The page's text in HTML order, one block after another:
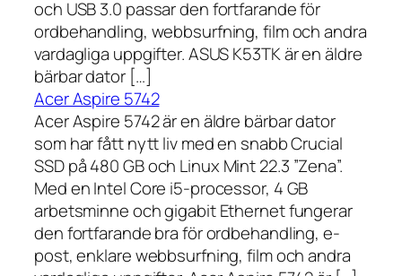
och USB 3.0 passar den fortfarande för
ordbehandling, webbsurfning, film och andra
vardagliga uppgifter. ASUS K53TK är en äldre
bärbar dator […]
Acer Aspire 5742
Acer Aspire 5742 är en äldre bärbar dator
som har fått nytt liv med en snabb Crucial
SSD på 480 GB och Linux Mint 22.3 ”Zena”.
Med en Intel Core i5-processor, 4 GB
arbetsminne och gigabit Ethernet fungerar
den fortfarande bra för ordbehandling, e-
post, enklare webbsurfning, film och andra